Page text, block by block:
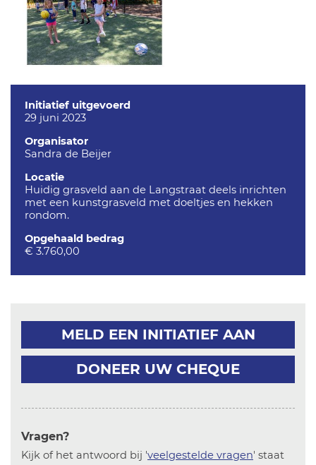
Initiatief uitgevoerd
29 juni 2023
Organisator
Sandra de Beijer
Locatie
Huidig grasveld aan de Langstraat deels inrichten
met een kunstgrasveld met doeltjes en hekken
rondom.
Opgehaald bedrag
€ 3.760,00
MELD EEN INITIATIEF AAN
DONEER UW CHEQUE
Vragen?
Kijk of het antwoord bij 'veelgestelde vragen' staat